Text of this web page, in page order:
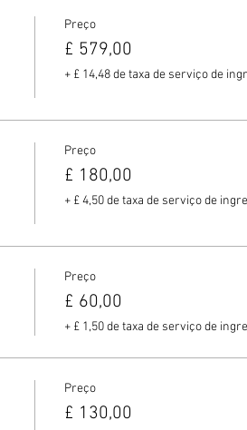
Preço
£ 579,00
+ £ 14,48 de taxa de serviço de
Preço
£ 180,00
+ £ 4,50 de taxa de serviço de
Preço
£ 60,00
+ £ 1,50 de taxa de serviço de
Preço
£ 130,00